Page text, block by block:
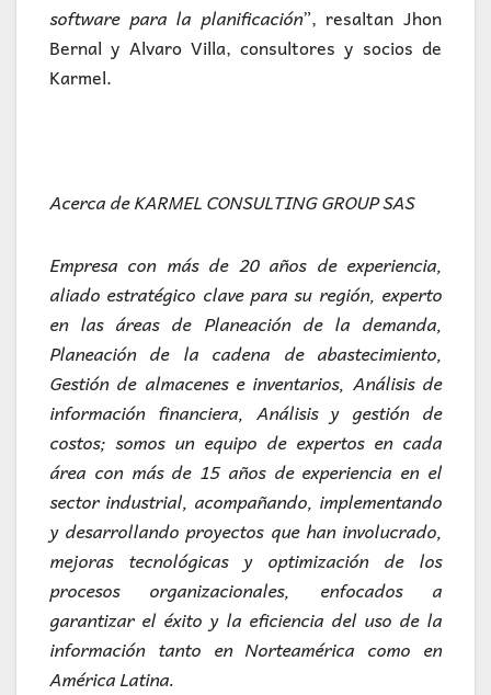
software para la planificación”, resaltan Jhon
Bernal y Alvaro Villa, consultores y socios de
Karmel.
Acerca de KARMEL CONSULTING GROUP SAS
Empresa con más de 20 años de experiencia,
aliado estratégico clave para su región, experto
en las áreas de Planeación de la demanda,
Planeación de la cadena de abastecimiento,
Gestión de almacenes e inventarios, Análisis de
información financiera, Análisis y gestión de
costos; somos un equipo de expertos en cada
área con más de 15 años de experiencia en el
sector industrial, acompañando, implementando
y desarrollando proyectos que han involucrado,
mejoras tecnológicas y optimización de los
procesos organizacionales, enfocados a
garantizar el éxito y la eficiencia del uso de la
información tanto en Norteamérica como en
América Latina.